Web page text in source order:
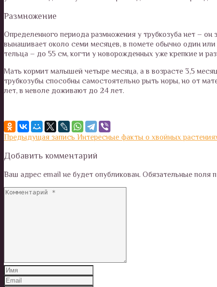
Размножение
Определенного периода размножения у трубкозуба нет –
вынашивает около семи месяцев, в помете обычно один
тельца – до 55 см, когти у новорожденных уже крепкие и
Мать кормит малышей четыре месяца, а в возрасте 3,5
трубкозубы способны самостоятельно рыть норы, но от
лет, в неволе доживают до 24 лет.
Предыдущая запись Интересные факты о хвойных
Добавить комментарий
Ваш адрес email не будет опубликован. Обязательные поля